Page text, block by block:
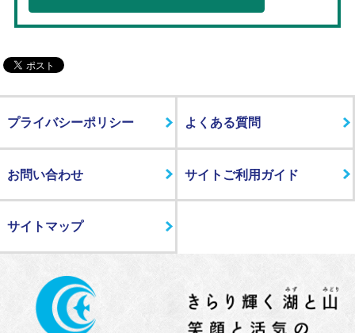
プライバシーポリシー よくある質問
お問い合わせ サイトご利用ガイド
サイトマップ